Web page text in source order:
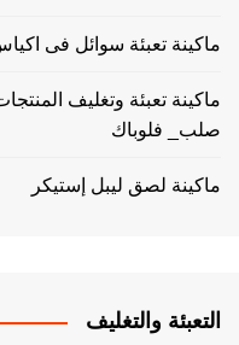
ماكينة تعبئة سوائل فى
ماكينة تعبئة وتغليف
صلب_ فلوباك
ماكينة لصق ليبل إستيكر
التعبئة والتغليف